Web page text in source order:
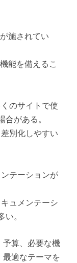
施されてい
能を備えるこ
のサイトで使
がある。
別化しやすい
テーションが
ュメンテーシ
。
予算、必要な機
適なテーマを